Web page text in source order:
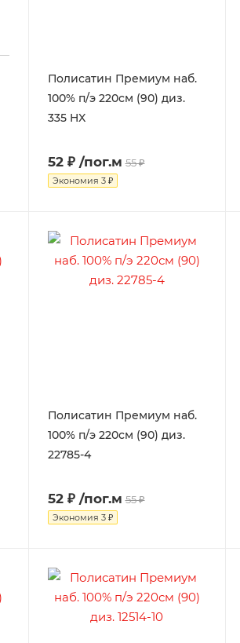
Полисатин Премиум наб.
100% п/э 220см (90) диз.
335 HX
52 ₽ /пог.м 55 ₽
Экономия 3 ₽
Полисатин Премиум наб.
100% п/э 220см (90) диз.
22785-4
52 ₽ /пог.м 55 ₽
Экономия 3 ₽